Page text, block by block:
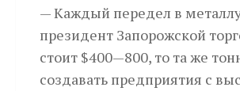
— Каждый передел в
президент Запорожской
стоит $400—800, то та же
создавать предприятия с